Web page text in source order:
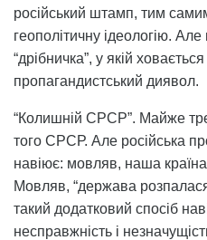
російський штамп, тим
геополітичну ідеологію.
“дрібничка”, у якій
пропагандистський диявол.
“Колишній СРСР”. Майже
того СРСР. Але російська
навіює: мовляв, наша
Мовляв, “держава
такий додатковий спосіб
несправжність і